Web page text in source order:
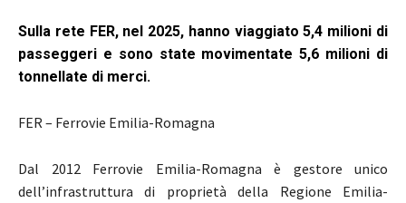
Sulla rete FER, nel 2025, hanno viaggiato 5,4 milioni di
passeggeri e sono state movimentate 5,6 milioni di
tonnellate di merci.
FER – Ferrovie Emilia-Romagna
Dal 2012 Ferrovie Emilia-Romagna è gestore unico
dell’infrastruttura di proprietà della Regione Emilia-